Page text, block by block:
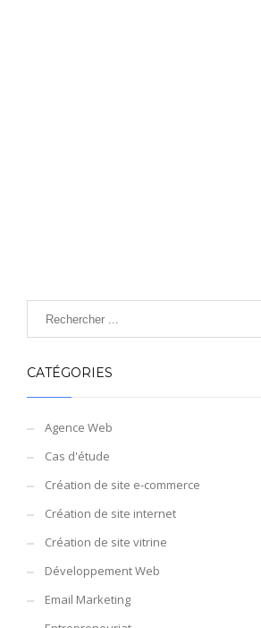
CATÉGORIES
Agence Web
Cas d'étude
Création de site e-commerce
Création de site internet
Création de site vitrine
Développement Web
Email Marketing